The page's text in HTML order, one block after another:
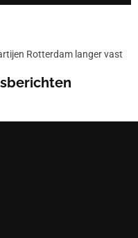
Rotterdam langer vast